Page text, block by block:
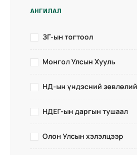
АНГИЛАЛ
ЗГ-ын тогтоол
Монгол Улсын Хууль
НД-ын үндэсний
НДЕГ-ын даргын тушаал
Олон Улсын хэлэлцээр